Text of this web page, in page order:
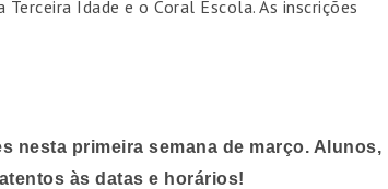
Idade e o Coral Escola. As inscrições
nesta primeira semana de março. Alunos,
às datas e horários!